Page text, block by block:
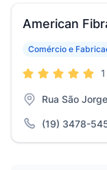
American
Comércio e
Rua São
(19) 3478-